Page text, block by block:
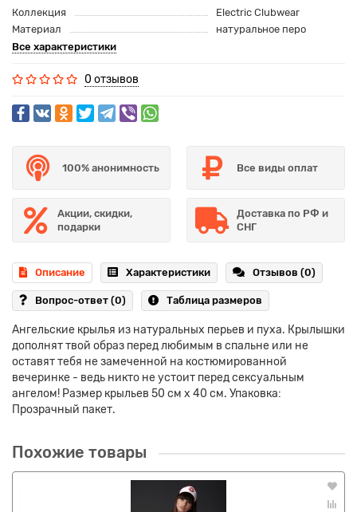
Коллекция
Electric Clubwear
Материал
натуральное перо
Все характеристики
0 отзывов
100% анонимность Все виды оплат
Акции, скидки,
подарки
Доставка по РФ и
СНГ
Описание Характеристики Отзывов (0)
Вопрос-ответ (0) Таблица размеров
Ангельские крылья из натуральных перьев и пуха. Крылышки
дополнят твой образ перед любимым в спальне или не
оставят тебя не замеченной на костюмированной
вечеринке - ведь никто не устоит перед сексуальным
ангелом! Размер крыльев 50 см х 40 см. Упаковка:
Прозрачный пакет.
Похожие товары